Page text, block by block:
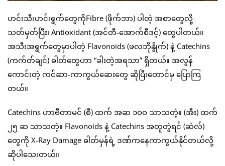
ဟင်းသီးဟင်းရွက်တွေကိုFibre (ဖိုက်ဘာ) ပါတဲ့ အစာတွေလို့
သတ်မှတ်ပြီး၊ Antioxidant (အင်တီ-အောက်စီဒင့်) တွေပါတယ်။
အသီးအရွက်တွေမှာပါတဲ့ Flavonoids (ဖလဘိုနွိုက်) နဲ့ Catechins
(ကက်တ်ချင်) ဓါတ်တွေဟာ “ခါးတဲ့အရသာ” ရှိတယ်။ အလွန်
ကောင်းတဲ့ ကင်ဆာ-ကာကွယ်ဆေးတွေ ဆိုပြီးတောင်မှ ပြောကြ
တယ်။
Catechins ဟာဗီတာမင် (စီ) ထက် အဆ ၁ဝဝ သာသတဲ့။ (အီး) ထက်
၂၅ ဆ သာသတဲ့။ Flavonoids နဲ့ Catechins အတူတွဲရင် (ဆဲလ်)
တွေကို X-Ray Damage ဓါတ်မှန်ရဲ့ ဒဏ်ကနေကာကွယ်နိုင်တယ်လို့
ဆိုပါသေးတယ်။